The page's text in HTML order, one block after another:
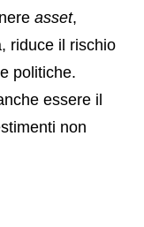
asset,
riduce il rischio
politiche.
essere il
non